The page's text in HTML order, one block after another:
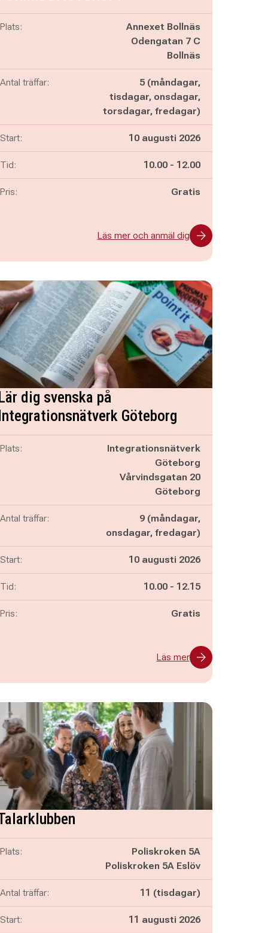
Plats:
Annexet Bollnäs
Odengatan 7 C
Bollnäs
Antal träffar:
5 (måndagar,
tisdagar, onsdagar,
torsdagar, fredagar)
Start: 10 augusti 2026
Tid: Pågår mellan
10.00 - och
12.00
Pris: Gratis
Läs mer och anmäl dig
dig svenska på
Göteborg
Plats:
Integrationsnätverk
Göteborg
Vårvindsgatan 20
Göteborg
Antal träffar:
9 (måndagar,
onsdagar, fredagar)
Start: 10 augusti 2026
Tid: Pågår mellan
10.00 - och
12.15
Pris: Gratis
Läs mer
Plats:
Poliskroken 5A
Poliskroken 5A Eslöv
Antal träffar: 11 (tisdagar)
Start: 11 augusti 2026